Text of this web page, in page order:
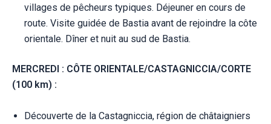
villages de pêcheurs typiques. Déjeuner en cours de
route. Visite guidée de Bastia avant de rejoindre la côte
orientale. Dîner et nuit au sud de Bastia.
MERCREDI : CÔTE ORIENTALE/CASTAGNICCIA/CORTE
(100 km) :
Découverte de la Castagniccia, région de châtaigniers